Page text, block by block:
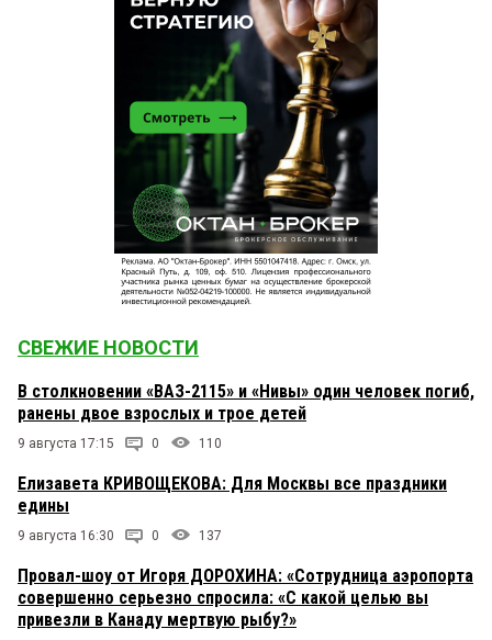
СВЕЖИЕ НОВОСТИ
В столкновении «ВАЗ-2115» и «Нивы» один человек погиб,
ранены двое взрослых и трое детей
9 августа 17:15 0 110
Елизавета КРИВОЩЕКОВА: Для Москвы все праздники
едины
9 августа 16:30 0 137
Провал-шоу от Игоря ДОРОХИНА: «Сотрудница аэропорта
совершенно серьезно спросила: «С какой целью вы
привезли в Канаду мертвую рыбу?»